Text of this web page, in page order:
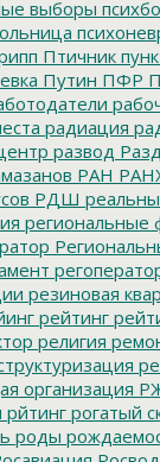
выборы
Птичник
Путин ПФР
радиация
развод
РАН
РДШ
региональные
резиновая
рейтинг
религия
организация
рйтинг рогатый
роды